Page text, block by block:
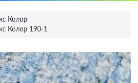
Колор
Колор 190-1